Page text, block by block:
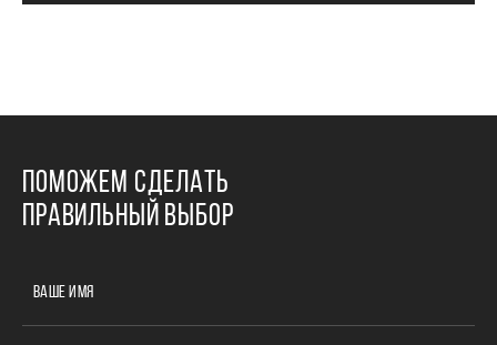
ПОМОЖЕМ СДЕЛАТЬ
ПРАВИЛЬНЫЙ ВЫБОР
ВАШЕ ИМЯ